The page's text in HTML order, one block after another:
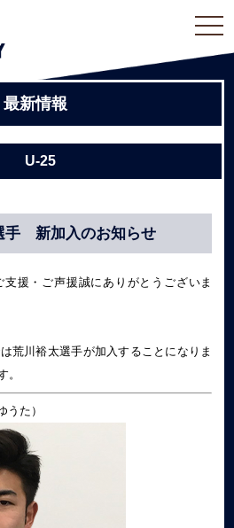
最新情報
U-25
手 新加入のお知らせ
支援・ご声援誠にありがとうございま
荒川裕太選手が加入することになりま
。
た）